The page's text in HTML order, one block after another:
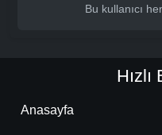
Bu kullanıcı
Hızlı
Anasayfa